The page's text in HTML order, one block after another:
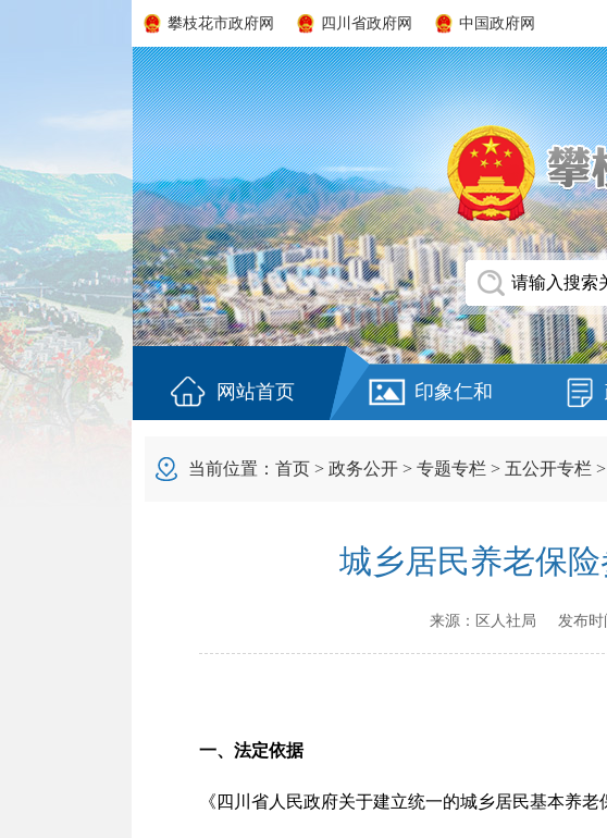
攀枝花市政府网 四川省政府网 中国政府网
网站首页 印象仁和
当前位置： 首页 > 政务公开 > 专题专栏 > 五公开专栏 >
城乡居民养老保
来源： 区人社局 发布时
一、法定依据
《四川省人民政府关于建立统一的城乡居民基本养